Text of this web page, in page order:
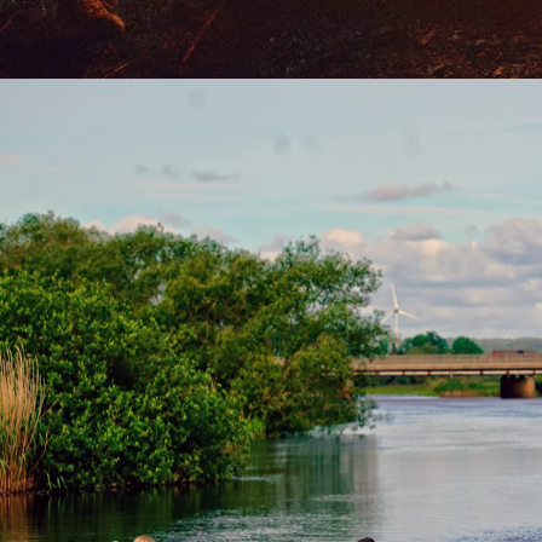
Ankarsrum
Arboga Scoutkår
Racksätter 401,Arboga
Arjeplog – var med och starta!
Arjeplog,Arjeplog
Arkelstorp KM
Långkullevägen 2 Arkelstorp